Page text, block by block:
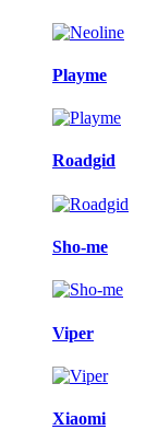
Playme
Roadgid
Sho-me
Viper
Xiaomi